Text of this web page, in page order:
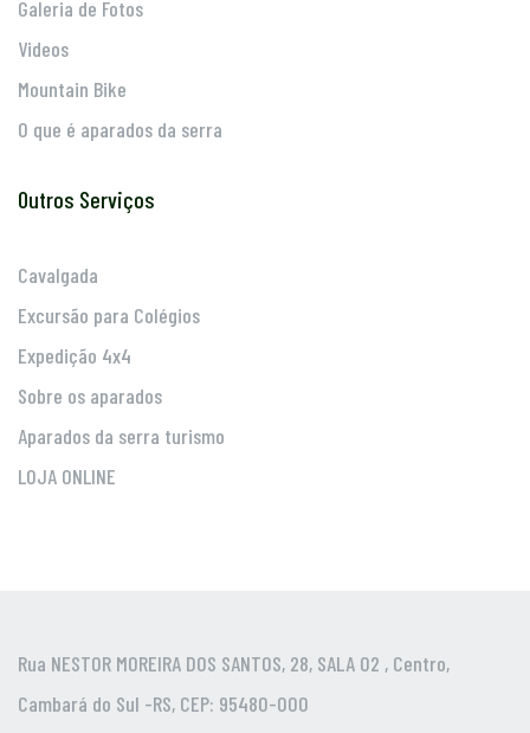
Galeria de Fotos
Videos
Mountain Bike
O que é aparados da serra
Outros Serviços
Cavalgada
Excursão para Colégios
Expedição 4x4
Sobre os aparados
Aparados da serra turismo
LOJA ONLINE
Rua NESTOR MOREIRA DOS SANTOS, 28, SALA 02 , Centro,
Cambará do Sul -RS, CEP: 95480-000